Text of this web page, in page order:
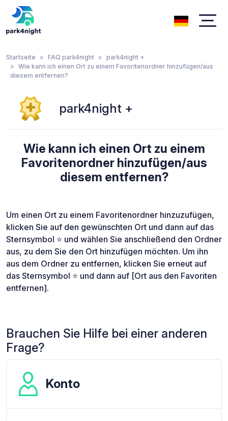
Startseite FAQ park4night
park4night +
Wie kann ich einen Ort zu einem Favoritenordner hinzufügen/aus
diesem entfernen?
park4night +
Wie kann ich einen Ort zu einem
Favoritenordner hinzufügen/aus
diesem entfernen?
Um einen Ort zu einem Favoritenordner hinzuzufügen,
klicken Sie auf den gewünschten Ort und dann auf das
Sternsymbol ⭐ und wählen Sie anschließend den Ordner
aus, zu dem Sie den Ort hinzufügen möchten. Um ihn
aus dem Ordner zu entfernen, klicken Sie erneut auf
das Sternsymbol ⭐ und dann auf [Ort aus den Favoriten
entfernen].
Brauchen Sie Hilfe bei einer anderen
Frage?
Konto